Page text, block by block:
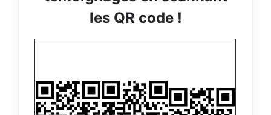
les QR code !